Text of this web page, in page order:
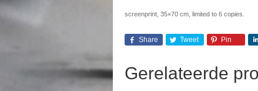
screenprint, 35×70 cm, limited to 6 copies.
Share Tweet Pin
Gerelateerde